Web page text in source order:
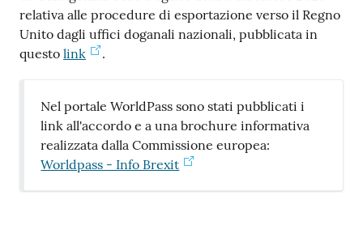
Newsle
relativa alle procedure di esportazione verso il Regno
Unito dagli uffici doganali nazionali, pubblicata in
questo link .
Nel portale WorldPass sono stati pubblicati i
link all'accordo e a una brochure informativa
realizzata dalla Commissione europea:
Worldpass - Info Brexit